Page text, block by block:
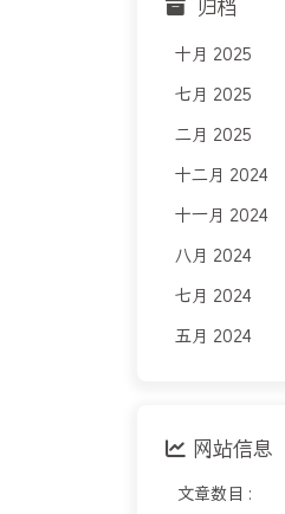
归档
十月 2025
七月 2025
二月 2025
十二月 2024
十一月 2024
八月 2024
七月 2024
五月 2024
网站信息
文章数目 :